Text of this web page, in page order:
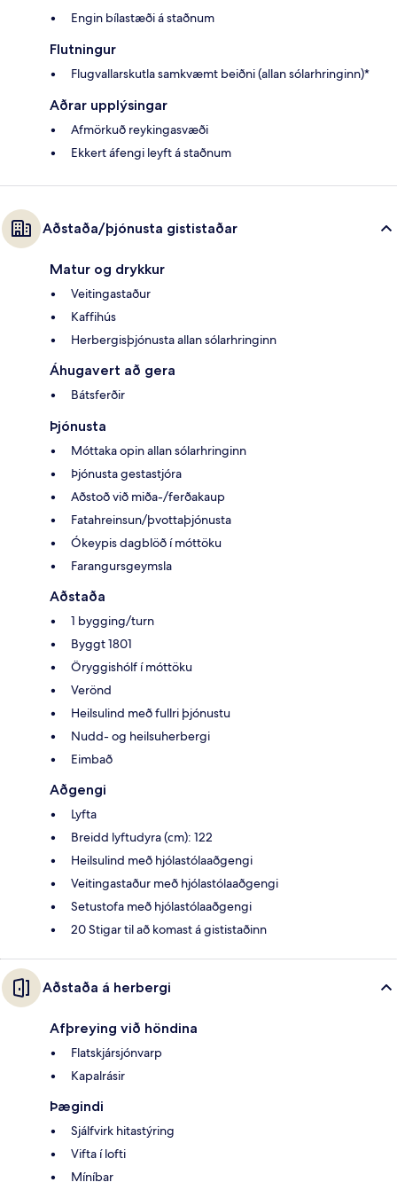
Engin bílastæði á staðnum
Flutningur
Flugvallarskutla samkvæmt beiðni (allan sólarhringinn)*
Aðrar upplýsingar
Afmörkuð reykingasvæði
Ekkert áfengi leyft á staðnum
Aðstaða/þjónusta gististaðar
Matur og drykkur
Veitingastaður
Kaffihús
Herbergisþjónusta allan sólarhringinn
Áhugavert að gera
Bátsferðir
Þjónusta
Móttaka opin allan sólarhringinn
Þjónusta gestastjóra
Aðstoð við miða-/ferðakaup
Fatahreinsun/þvottaþjónusta
Ókeypis dagblöð í móttöku
Farangursgeymsla
Aðstaða
1 bygging/turn
Byggt 1801
Öryggishólf í móttöku
Verönd
Heilsulind með fullri þjónustu
Nudd- og heilsuherbergi
Eimbað
Aðgengi
Lyfta
Breidd lyftudyra (cm): 122
Heilsulind með hjólastólaaðgengi
Veitingastaður með hjólastólaaðgengi
Setustofa með hjólastólaaðgengi
20 Stigar til að komast á gististaðinn
Aðstaða á herbergi
Afþreying við höndina
Flatskjársjónvarp
Kapalrásir
Þægindi
Sjálfvirk hitastýring
Vifta í lofti
Míníbar